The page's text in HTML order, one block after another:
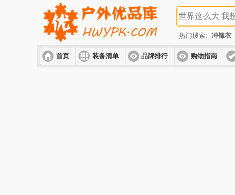
热门搜索: 冲锋衣
首页 装备清单 品牌排行 购物指南